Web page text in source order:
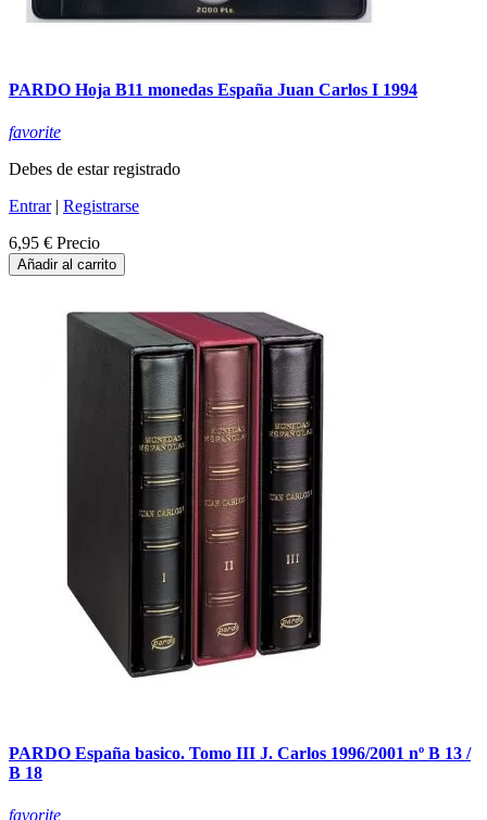
PARDO Hoja B11 monedas España Juan Carlos I 1994
favorite
Debes de estar registrado
Entrar| Registrarse
6,95 € Precio
Añadir al carrito
PARDO España basico. Tomo III J. Carlos 1996/2001 nº B 13 /
B 18
favorite